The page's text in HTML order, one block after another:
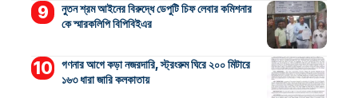
নুতন শ্রম আইনের বিরুদ্ধে ডেপুটি চিফ লেবার কমিশনার
কে স্মারকলিপি বিপিবিইএর
গণনার আগে কড়া নজরদারি, স্ট্রংরুম ঘিরে ২০০ মিটারে
১৬৩ ধারা জারি কলকাতায়